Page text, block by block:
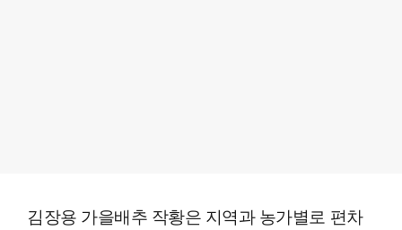
김장용 가을배추 작황은 지역과 농가별로 편차